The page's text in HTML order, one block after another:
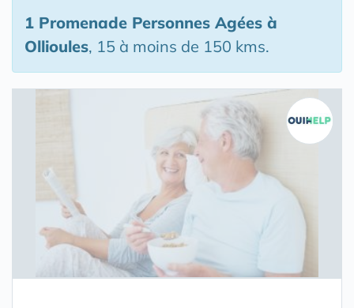
1 Promenade Personnes Agées à
Ollioules, 15 à moins de 150 kms.